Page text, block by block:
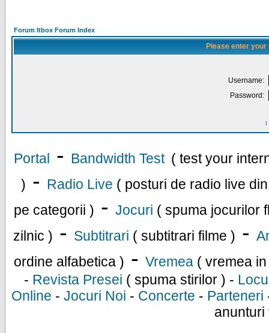
Forum Itbox Forum Index
Please enter
Username:
Password:
I
Portal - Bandwidth Test ( test your
) - Radio Live ( posturi de radio live
pe categorii ) - Jocuri ( spuma jocurilor
zilnic ) - Subtitrari ( subtitrari filme ) -
ordine alfabetica ) - Vremea ( vremea
- Revista Presei ( spuma stirilor ) -
Online - Jocuri Noi - Concerte - Parteneri
anunturi